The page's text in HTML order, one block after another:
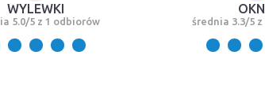
WYLEWKI
5.0/5 z 1 odbiorów średnia 3.3/5